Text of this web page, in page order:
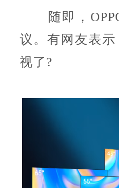
随即，
议。有网友表示
视了?